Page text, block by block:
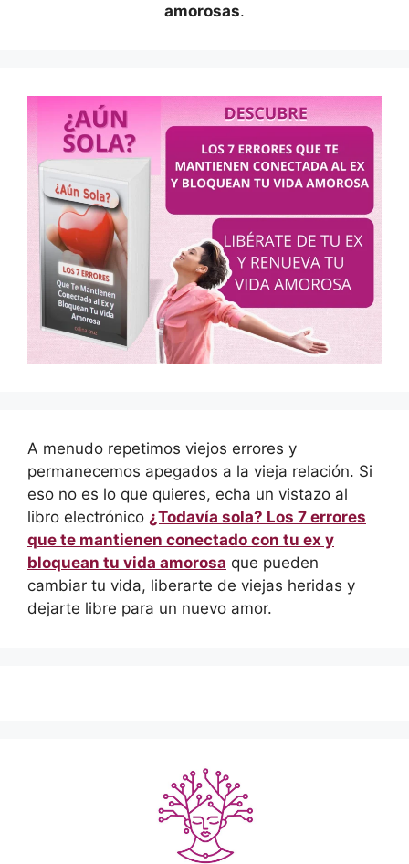
amorosas.
A menudo repetimos viejos errores y
permanecemos apegados a la vieja relación. Si
eso no es lo que quieres, echa un vistazo al
libro electrónico ¿Todavía sola? Los 7 errores
que te mantienen conectado con tu ex y
bloquean tu vida amorosa que pueden
cambiar tu vida, liberarte de viejas heridas y
dejarte libre para un nuevo amor.